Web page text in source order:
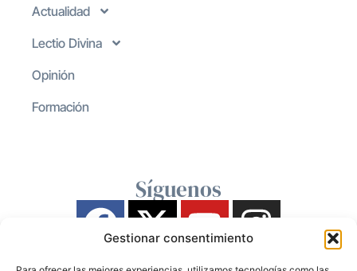
Gestionar consentimiento
Actualidad
Lectio Divina
Opinión
Formación
Síguenos